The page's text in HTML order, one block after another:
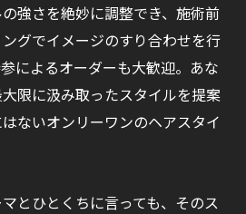
強さを絶妙に調整でき、施術前
グでイメージのすり合わせを行
によるオーダーも大歓迎。あな
限に汲み取ったスタイルを提案
ないオンリーワンのヘアスタイ
とひとくちに言っても、そのス